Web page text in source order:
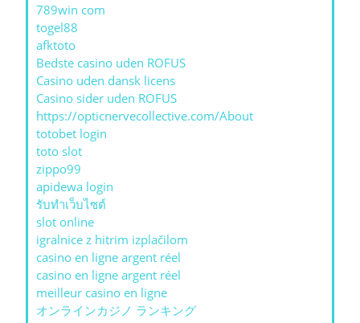
789win com
togel88
afktoto
Bedste casino uden ROFUS
Casino uden dansk licens
Casino sider uden ROFUS
https://opticnervecollective.com/About
totobet login
toto slot
zippo99
apidewa login
รับทําเว็บไซต์
slot online
igralnice z hitrim izplačilom
casino en ligne argent réel
casino en ligne argent réel
meilleur casino en ligne
オンラインカジノ ランキング